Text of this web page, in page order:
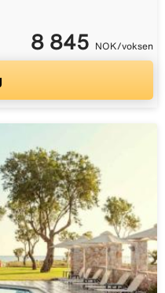
8 845 NOK/voksen